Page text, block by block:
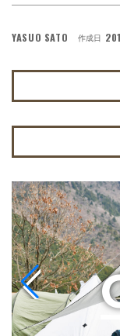
YASUO SATO 作成日